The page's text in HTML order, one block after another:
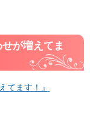
が増えてま
てます！』